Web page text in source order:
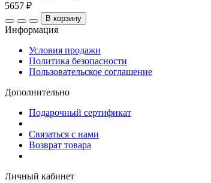
5657 ₽
В корзину
Информация
Условия продажи
Политика безопасности
Пользовательское соглашение
Дополнительно
Подарочный сертификат
Связаться с нами
Возврат товара
Личный кабинет